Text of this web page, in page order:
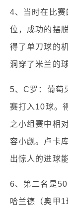
4、当时在比
位，成功的摆
得了单刀球的
洞穿了米兰的球
5、C罗：葡萄
赛打入10球。
之小组赛中相
容小觑。卢卡
出惊人的进球
6、第二名是
哈兰德（奥甲